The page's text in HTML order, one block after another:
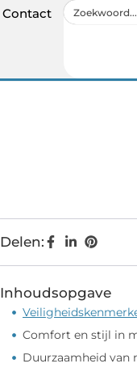
Contact
Delen:
Inhoudsopgave
Comfort en stijl in
Duurzaamheid van